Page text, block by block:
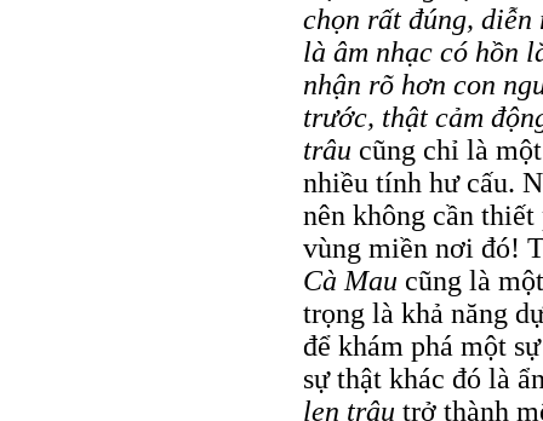
chọn rất đúng,
là âm nhạc có hồn
nhận rõ hơn con
trước, thật cảm
trâu cũng chỉ là
nhiều tính hư cấu.
nên không cần
vùng miền nơi đó!
Cà Mau cũng là
trọng là khả năng
để khám phá một
sự thật khác đó là
len trâu trở thành